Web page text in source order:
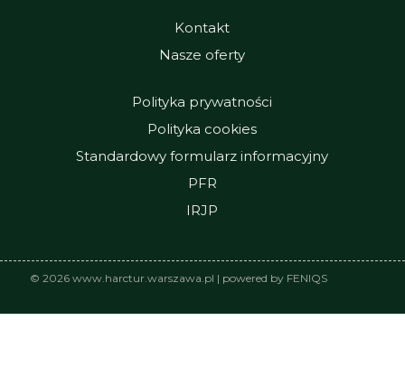
Kontakt
Nasze oferty
Polityka prywatności
Polityka cookies
Standardowy formularz informacyjny
PFR
IRJP
© 2026 www.harctur.warszawa.pl | powered by FENIQS